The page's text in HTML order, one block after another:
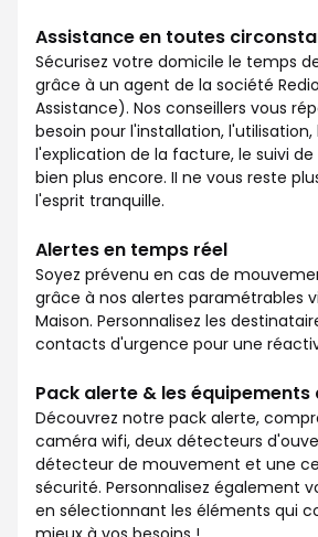
Assistance en toutes
Sécurisez votre domicile le temps
grâce à un agent de la société
Assistance). Nos conseillers vous
besoin pour l'installation,
l'explication de la facture, le suivi
bien plus encore. II ne vous reste
l'esprit tranquille.
Alertes en temps réel
Soyez prévenu en cas de
grâce à nos alertes paramétrables
Maison. Personnalisez les
contacts d'urgence pour une
Pack alerte & les
Découvrez notre pack alerte,
caméra wifi, deux détecteurs
détecteur de mouvement et une
sécurité. Personnalisez également
en sélectionnant les éléments qui